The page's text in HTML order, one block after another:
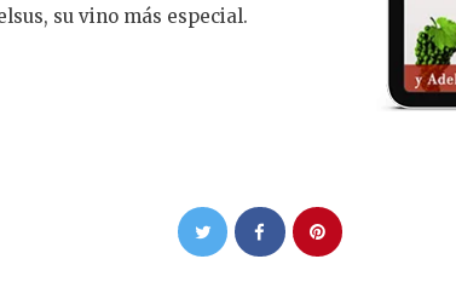
su vino más especial.